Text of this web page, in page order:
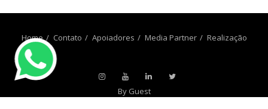
Home Contato Apoiadores Media Partner Realização
By Guest